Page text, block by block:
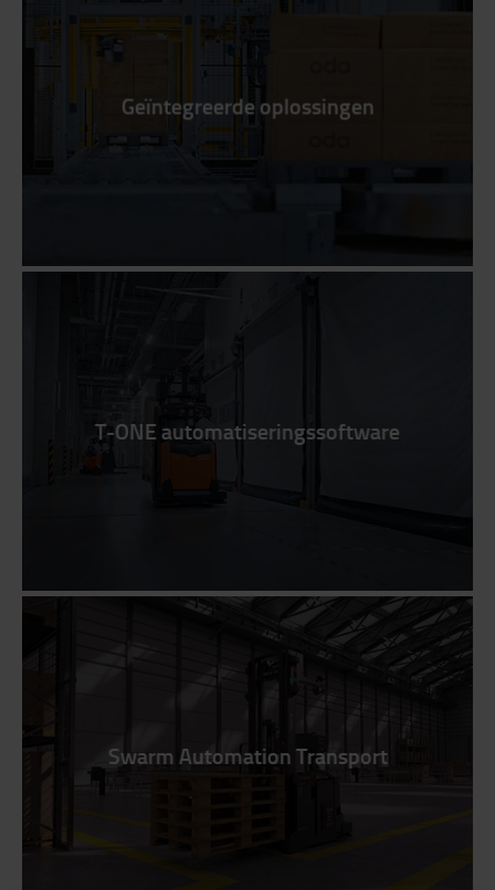
Geïntegreerde oplossingen
T-ONE automatiseringssoftware
Swarm Automation Transport